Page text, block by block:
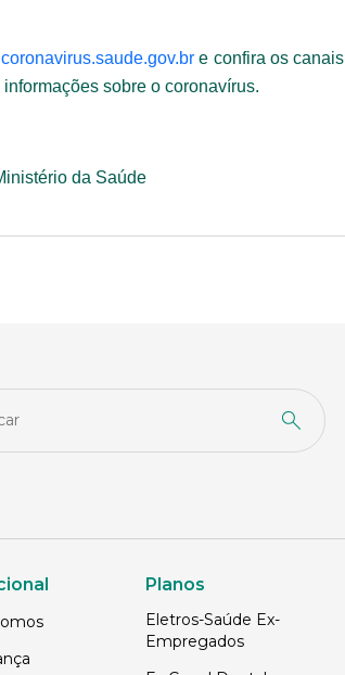
coronavirus.saude.gov.br e confira os
sobre o coronavírus.
da Saúde
Planos
Eletros-Saúde Ex-
Empregados